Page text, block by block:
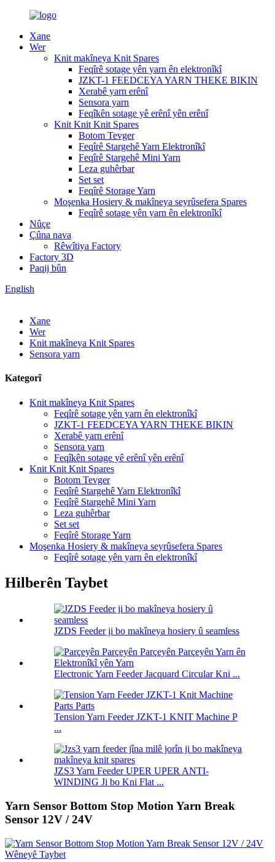
Xane
Wer
Knit makîneya Knit Spares
Feqîrê sotage yên yarn ên elektronîkî
JZKT-1 FEEDCEYA YARN THEKE BIKIN
Xerabê yarn erênî
Sensora yarn
Feqîkên sotage yê erênî yên erênî
Knit Knit Knit Spares
Botom Tevger
Feqîrê Stargehê Yarn Elektronîkî
Feqîrê Stargehê Mini Yarn
Leza guhêrbar
Set set
Feqîrê Storage Yarn
Moşenka Hosiery & makîneya seyrûsefera Spares
Feqîrê sotage yên yarn ên elektronîkî
Nûçe
Çûna nava
Rêwîtiya Factory
Factory 3D
Paqij bûn
English
Xane
Wer
Knit makîneya Knit Spares
Sensora yarn
Kategorî
Knit makîneya Knit Spares
Feqîrê sotage yên yarn ên elektronîkî
JZKT-1 FEEDCEYA YARN THEKE BIKIN
Xerabê yarn erênî
Sensora yarn
Feqîkên sotage yê erênî yên erênî
Knit Knit Knit Spares
Botom Tevger
Feqîrê Stargehê Yarn Elektronîkî
Feqîrê Stargehê Mini Yarn
Leza guhêrbar
Set set
Feqîrê Storage Yarn
Moşenka Hosiery & makîneya seyrûsefera Spares
Feqîrê sotage yên yarn ên elektronîkî
Hilberên Taybet
JZDS Feeder ji bo makîneya hosiery û seamless
Electronic Yarn Feeder Jacquard Circular Kni ...
Tension Yarn Feeder JZKT-1 KNIT Machine P
...
JZS3 Yarn Feeder UPER UPER ANTI-
WINDING Ji bo Kni Flat ...
Yarn Sensor Bottom Stop Motion Yarn Break
Sensor 12V / 24V